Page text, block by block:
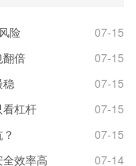
险
07-15
翻倍
07-15
稳
07-15
杠杆
07-15
07-15
效率高
07-14